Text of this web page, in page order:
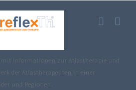
Informationen zur Atlastherapie und
der Atlastherapeuten in einer
und Regionen.